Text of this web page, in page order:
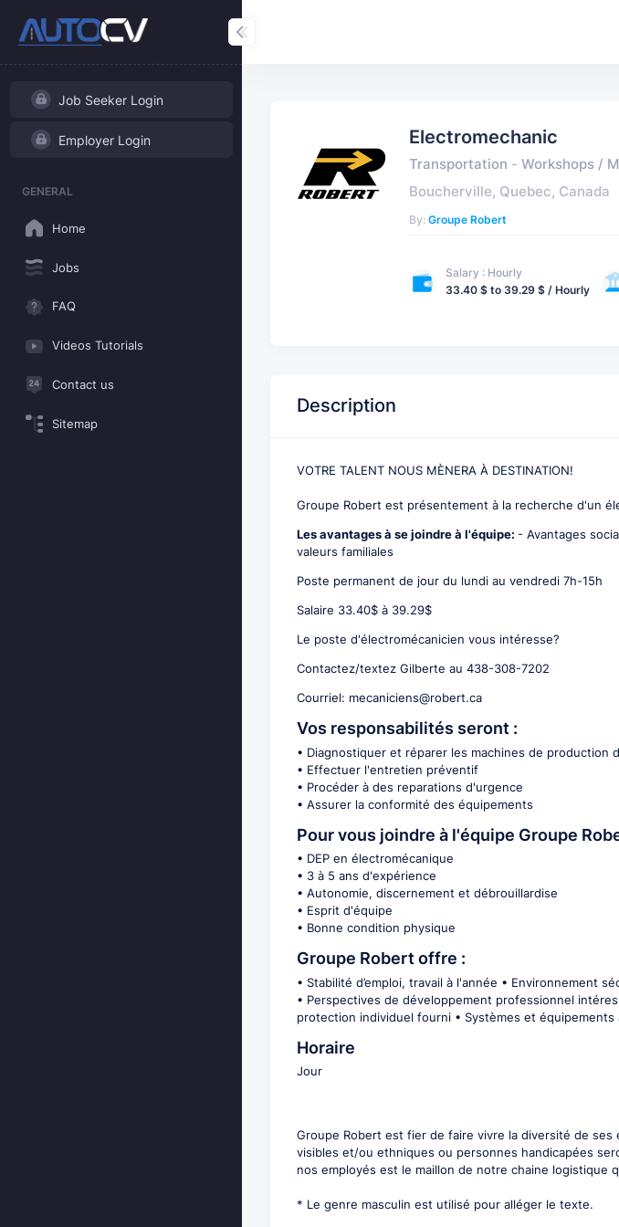
Job Seeker Login
Employer Login
GENERAL
Home
Jobs
FAQ
Videos Tutorials
Contact us
Sitemap
Electromechanic
Transportation - Workshops /
Boucherville, Quebec, Canada
By: Groupe Robert
Salary : Hourly
33.40 $ to 39.29 $ / Hourly
Description
VOTRE TALENT NOUS MÈNERA À DESTINATION!
Groupe Robert est présentement à la recherche d'un
Les avantages à se joindre à l'équipe: - Avantages
valeurs familiales
Poste permanent de jour du lundi au vendredi 7h-15h
Salaire 33.40$ à 39.29$
Le poste d'électromécanicien vous intéresse?
Contactez/textez Gilberte au 438-308-7202
Courriel: mecaniciens@robert.ca
Vos responsabilités seront :
• Diagnostiquer et réparer les machines de production
• Effectuer l'entretien préventif
• Procéder à des reparations d'urgence
• Assurer la conformité des équipements
Pour vous joindre à l'équipe Groupe
• DEP en électromécanique
• 3 à 5 ans d'expérience
• Autonomie, discernement et débrouillardise
• Esprit d'équipe
• Bonne condition physique
Groupe Robert offre :
• Stabilité d’emploi, travail à l'année • Environnement
• Perspectives de développement professionnel
protection individuel fourni • Systèmes et équipements
Horaire
Jour
Groupe Robert est fier de faire vivre la diversité de
visibles et/ou ethniques ou personnes handicapées
nos employés est le maillon de notre chaine logistique
* Le genre masculin est utilisé pour alléger le texte.